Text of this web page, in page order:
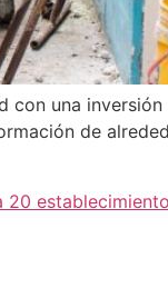
con una
de
20